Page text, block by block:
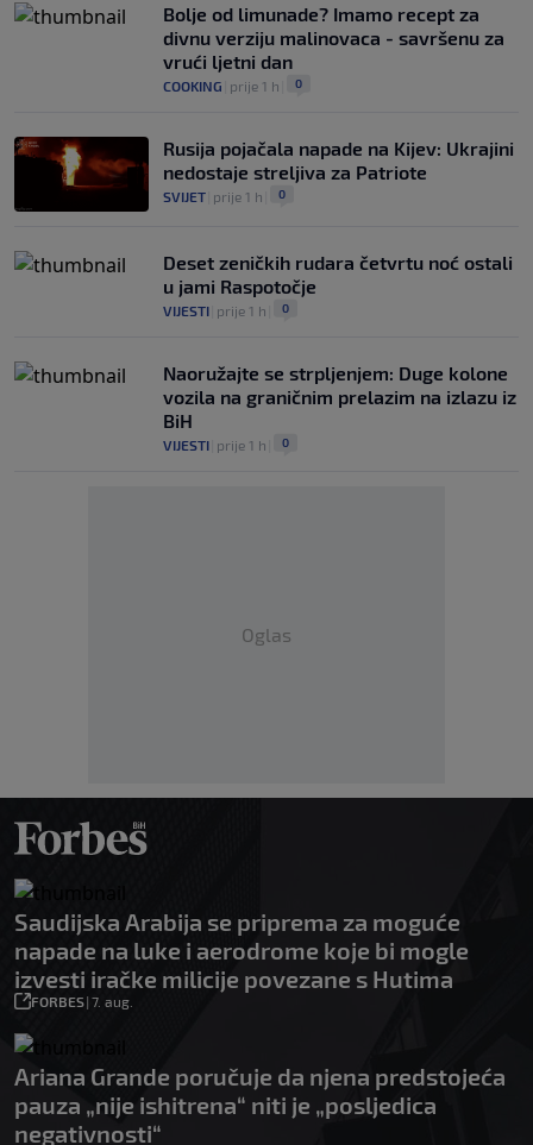
Bolje od limunade? Imamo recept za
divnu verziju malinovaca - savršenu za
vrući ljetni dan
COOKING prije 1 h 0
Rusija pojačala napade na Kijev: Ukrajini
nedostaje streljiva za Patriote
SVIJET prije 1 h 0
Deset zeničkih rudara četvrtu noć ostali
u jami Raspotočje
VIJESTI prije 1 h 0
Naoružajte se strpljenjem: Duge kolone
vozila na graničnim prelazim na izlazu iz
BiH
VIJESTI prije 1 h 0
Oglas
Saudijska Arabija se priprema za moguće
napade na luke i aerodrome koje bi mogle
izvesti iračke milicije povezane s Hutima
FORBES| 7. aug.
Ariana Grande poručuje da njena predstojeća
pauza „nije ishitrena“ niti je „posljedica
negativnosti“